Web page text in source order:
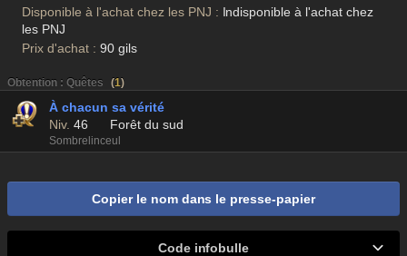
Disponible à l'achat chez les PNJ : Indisponible à l'achat chez
les PNJ
Prix d'achat : 90 gils
Obtention : Quêtes (1)
À chacun sa vérité
Niv. 46 Forêt du sud
Sombrelinceul
Copier le nom dans le presse-papier
Code infobulle